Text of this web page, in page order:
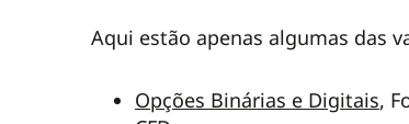
Aqui estão apenas algumas das
Opções Binárias e Digitais,